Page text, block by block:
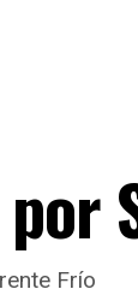
Frío